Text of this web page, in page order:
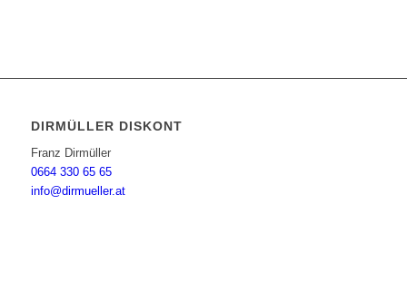
DIRMÜLLER DISKONT
Franz Dirmüller
0664 330 65 65
info@dirmueller.at